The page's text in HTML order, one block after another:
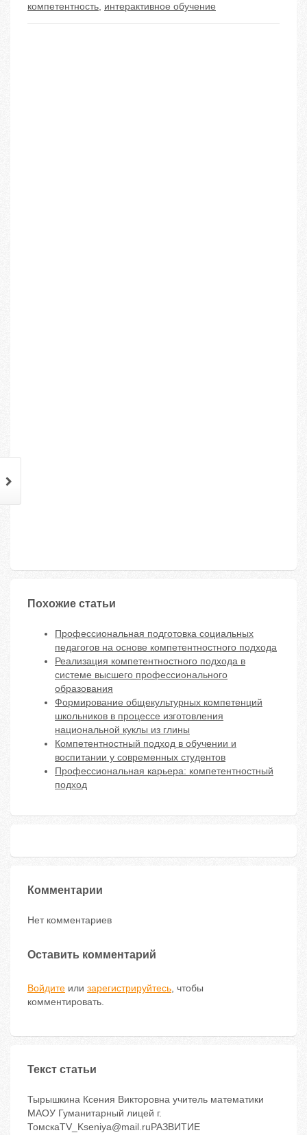
компетентность, интерактивное обучение
Похожие статьи
Профессиональная подготовка социальных
педагогов на основе компетентностного подхода
Реализация компетентностного подхода в
системе высшего профессионального
образования
Формирование общекультурных компетенций
школьников в процессе изготовления
национальной куклы из глины
Компетентностный подход в обучении и
воспитании у современных студентов
Профессиональная карьера: компетентностный
подход
Комментарии
Нет комментариев
Оставить комментарий
Войдите или зарегистрируйтесь, чтобы
комментировать.
Текст статьи
Тырышкина Ксения Викторовна учитель математики
МАОУ Гуманитарный лицей г.
ТомскаTV_Kseniya@mail.ruРАЗВИТИЕ